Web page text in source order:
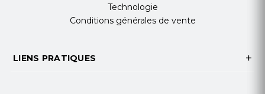
Câblage d'entrée
Monophasé
Détails sur les connecteurs de sortie
Technologie
Conditions générales de vente
LIENS PRATIQUES